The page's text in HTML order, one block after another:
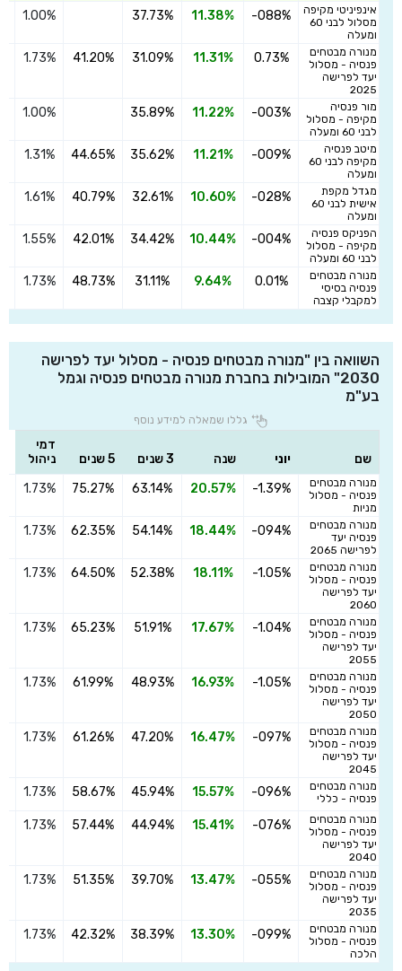
אינפיניטי מקיפה
מסלול לבני 60
ומעלה
-088%
11.38%
37.73%
1.00%
מנורה מבטחים
פנסיה - מסלול
יעד לפרישה
2025
0.73%
11.31%
31.09%
41.20%
1.73%
מור פנסיה
מקיפה - מסלול
לבני 60 ומעלה
-003%
11.22%
35.89%
1.00%
מיטב פנסיה
מקיפה לבני 60
ומעלה
-009%
11.21%
35.62%
44.65%
1.31%
מגדל מקפת
אישית לבני 60
ומעלה
-028%
10.60%
32.61%
40.79%
1.61%
הפניקס פנסיה
מקיפה - מסלול
לבני 60 ומעלה
-004%
10.44%
34.42%
42.01%
1.55%
מנורה מבטחים
פנסיה בסיסי
למקבלי קצבה
0.01%
9.64%
31.11%
48.73%
1.73%
השוואה בין "מנורה מבטחים פנסיה - מסלול יעד לפרישה
2030" המובילות בחברת מנורה מבטחים פנסיה וגמל
בע"מ
גללו שמאלה למידע נוסף
שם יוני שנה 3 שנים 5 שנים
דמי
ניהול
מנורה מבטחים
פנסיה - מסלול
מניות
-1.39%
20.57%
63.14%
75.27%
1.73%
מנורה מבטחים
פנסיה יעד
לפרישה 2065
-094%
18.44%
54.14%
62.35%
1.73%
מנורה מבטחים
פנסיה - מסלול
יעד לפרישה
2060
-1.05%
18.11%
52.38%
64.50%
1.73%
מנורה מבטחים
פנסיה - מסלול
יעד לפרישה
2055
-1.04%
17.67%
51.91%
65.23%
1.73%
מנורה מבטחים
פנסיה - מסלול
יעד לפרישה
2050
-1.05%
16.93%
48.93%
61.99%
1.73%
מנורה מבטחים
פנסיה - מסלול
יעד לפרישה
2045
-097%
16.47%
47.20%
61.26%
1.73%
מנורה מבטחים
פנסיה - כללי
-096%
15.57%
45.94%
58.67%
1.73%
מנורה מבטחים
פנסיה - מסלול
יעד לפרישה
2040
-076%
15.41%
44.94%
57.44%
1.73%
מנורה מבטחים
פנסיה - מסלול
יעד לפרישה
2035
-055%
13.47%
39.70%
51.35%
1.73%
מנורה מבטחים
פנסיה - מסלול
הלכה
-099%
13.30%
38.39%
42.32%
1.73%